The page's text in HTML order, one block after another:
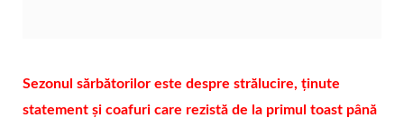
Sezonul sărbătorilor este despre strălucire, ținute
statement și coafuri care rezistă de la primul toast până